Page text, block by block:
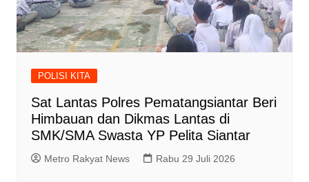
POLISI KITA
Sat Lantas Polres Pematangsiantar Beri
Himbauan dan Dikmas Lantas di
SMK/SMA Swasta YP Pelita Siantar
Metro Rakyat News Rabu 29 Juli 2026